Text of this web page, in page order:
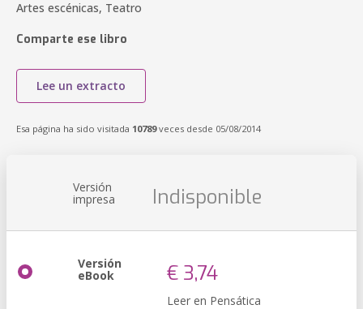
Artes escénicas, Teatro
Comparte ese libro
Lee un extracto
Esa página ha sido visitada 10789veces desde 05/08/2014
Versión
impresa Indisponible
Versión
eBook € 3,74
Leer en Pensática